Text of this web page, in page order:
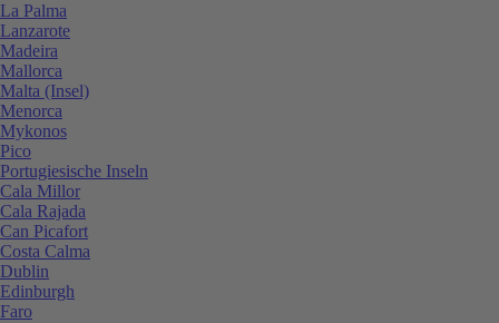
La Palma
Lanzarote
Madeira
Mallorca
Malta (Insel)
Menorca
Mykonos
Pico
Portugiesische Inseln
Cala Millor
Cala Rajada
Can Picafort
Costa Calma
Dublin
Edinburgh
Faro